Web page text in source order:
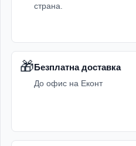
страна.
🎁Безплатна доставка
До офис на Еконт